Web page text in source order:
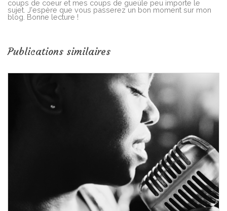
coups de coeur et mes coups de gueule peu importe le
sujet. J'espère que vous passerez un bon moment sur mon
blog. Bonne lecture !
Publications similaires